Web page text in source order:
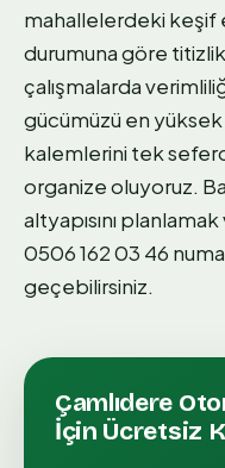
mahallelerdeki keşif
durumuna göre
çalışmalarda
gücümüzü en
kalemlerini tek
organize oluyoruz.
altyapısını
0506 162 03 46
geçebilirsiniz.
Çamlıdere
İçin Ücretsiz